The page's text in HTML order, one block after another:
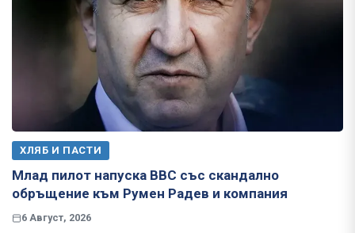
ХЛЯБ И ПАСТИ
Млад пилот напуска ВВС със скандално
обръщение към Румен Радев и компания
6 Август, 2026